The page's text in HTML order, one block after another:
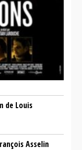
de Louis
Asselin